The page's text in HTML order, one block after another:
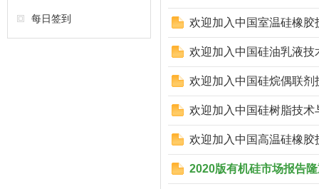
每日签到 欢迎加入中国室温硅橡胶
欢迎加入中国硅油乳液技
欢迎加入中国硅烷偶联剂
欢迎加入中国硅树脂技术
欢迎加入中国高温硅橡胶
2020版有机硅市场报告